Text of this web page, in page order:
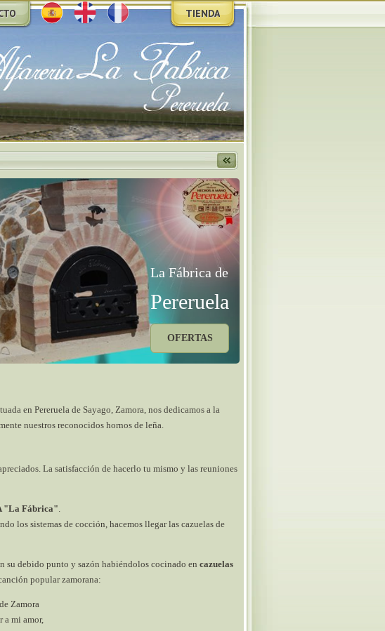
TIENDA
La Fábrica de
Pereruela
OFERTAS
en Pereruela de Sayago, Zamora, nos dedicamos a la
nuestros reconocidos hornos de leña.
La satisfacción de hacerlo tu mismo y las reuniones
"La Fábrica".
los sistemas de cocción, hacemos llegar las cazuelas de
su debido punto y sazón habiéndolos cocinado en cazuelas
popular zamorana:
Zamora
a mi amor,